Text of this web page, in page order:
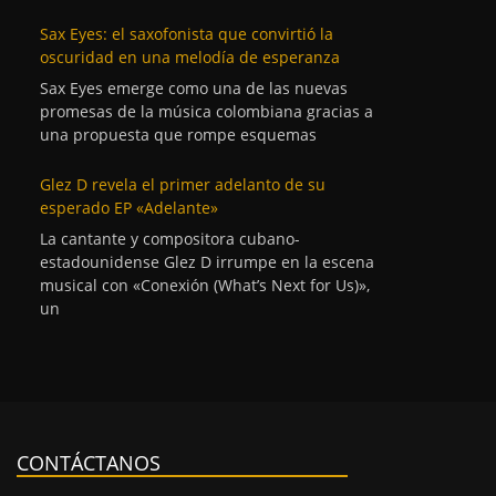
Sax Eyes: el saxofonista que convirtió la
oscuridad en una melodía de esperanza
Sax Eyes emerge como una de las nuevas
promesas de la música colombiana gracias a
una propuesta que rompe esquemas
Glez D revela el primer adelanto de su
esperado EP «Adelante»
La cantante y compositora cubano-
estadounidense Glez D irrumpe en la escena
musical con «Conexión (What’s Next for Us)»,
un
CONTÁCTANOS